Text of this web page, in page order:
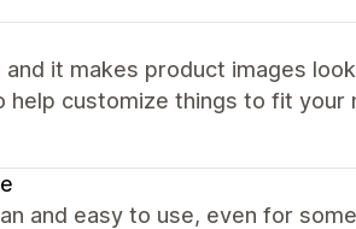
it makes product images
customize things to fit your
and easy to use, even for